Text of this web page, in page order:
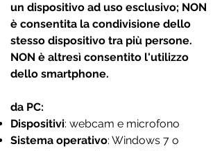
un dispositivo ad uso esclusivo; NON
è consentita la condivisione dello
stesso dispositivo tra più persone.
NON è altresì consentito l'utilizzo
dello smartphone.
da PC:
Dispositivi: webcam e microfono
Sistema operativo: Windows 7 o